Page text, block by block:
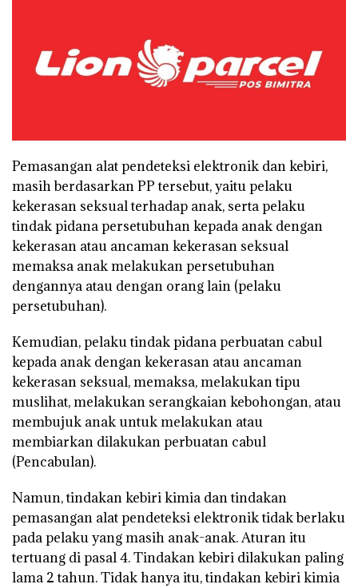
Pemasangan alat pendeteksi elektronik dan kebiri,
masih berdasarkan PP tersebut, yaitu pelaku
kekerasan seksual terhadap anak, serta pelaku
tindak pidana persetubuhan kepada anak dengan
kekerasan atau ancaman kekerasan seksual
memaksa anak melakukan persetubuhan
dengannya atau dengan orang lain (pelaku
persetubuhan).
Kemudian, pelaku tindak pidana perbuatan cabul
kepada anak dengan kekerasan atau ancaman
kekerasan seksual, memaksa, melakukan tipu
muslihat, melakukan serangkaian kebohongan, atau
membujuk anak untuk melakukan atau
membiarkan dilakukan perbuatan cabul
(Pencabulan).
Namun, tindakan kebiri kimia dan tindakan
pemasangan alat pendeteksi elektronik tidak berlaku
pada pelaku yang masih anak-anak. Aturan itu
tertuang di pasal 4. Tindakan kebiri dilakukan paling
lama 2 tahun. Tidak hanya itu, tindakan kebiri kimia